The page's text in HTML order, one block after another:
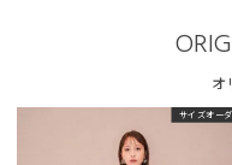
オ
サイズオー